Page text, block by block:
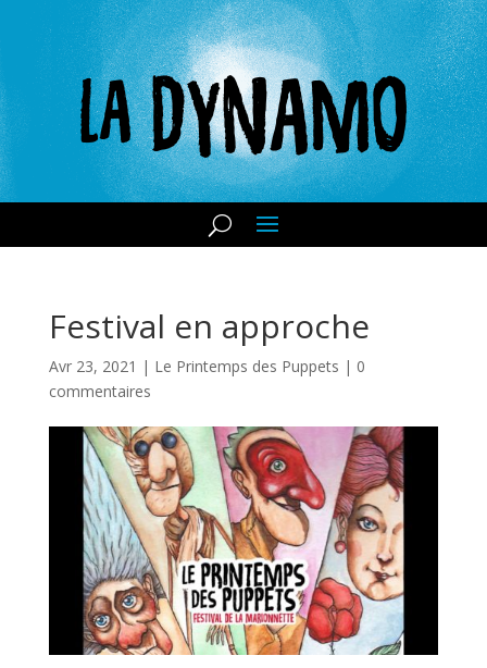
Festival en approche
Avr 23, 2021 | Le Printemps des Puppets | 0
commentaires